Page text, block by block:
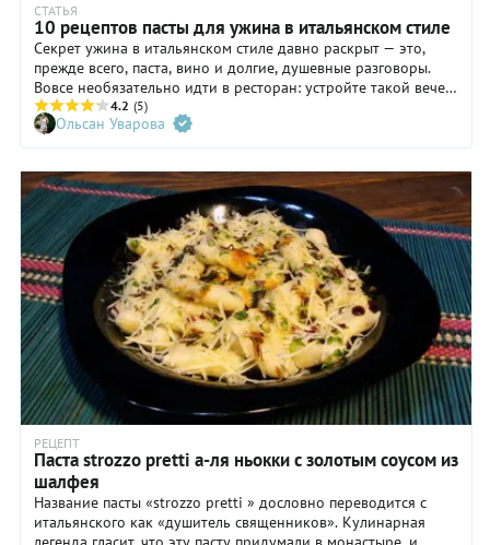
СТАТЬЯ
10 рецептов пасты для ужина в итальянском стиле
Секрет ужина в итальянском стиле давно раскрыт — это,
прежде всего, паста, вино и долгие, душевные разговоры.
Вовсе необязательно идти в ресторан: устройте такой вечер
у себя дома и соберите за столом близких. Или пригласите
одного, самого дорогого человека.
4.2 (5)
Ольсан Уварова
РЕЦЕПТ
Паста strozzo pretti а-ля ньокки с золотым соусом из
шалфея
Название пасты «strozzo pretti » дословно переводится с
итальянского как «душитель священников». Кулинарная